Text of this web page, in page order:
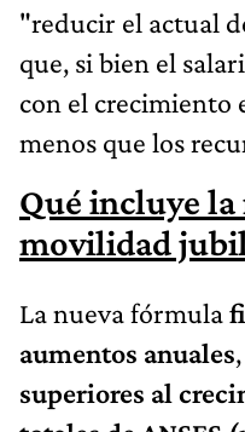
"reducir el actual
que, si bien el
con el crecimiento
menos que los
Qué incluye
movilidad
La nueva fórmula
aumentos anuales,
superiores al